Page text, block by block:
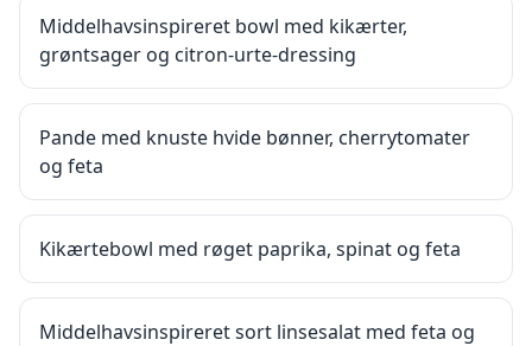
Middelhavsinspireret bowl med kikærter,
grøntsager og citron-urte-dressing
Pande med knuste hvide bønner, cherrytomater
og feta
Kikærtebowl med røget paprika, spinat og feta
Middelhavsinspireret sort linsesalat med feta og